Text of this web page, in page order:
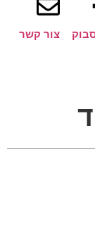
צור קשר